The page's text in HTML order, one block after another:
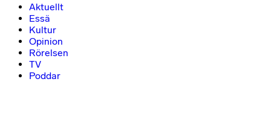
Aktuellt
Essä
Kultur
Opinion
Rörelsen
TV
Poddar